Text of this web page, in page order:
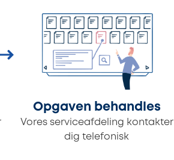
Opgaven behandles
Vores serviceafdeling kontakter
dig telefonisk